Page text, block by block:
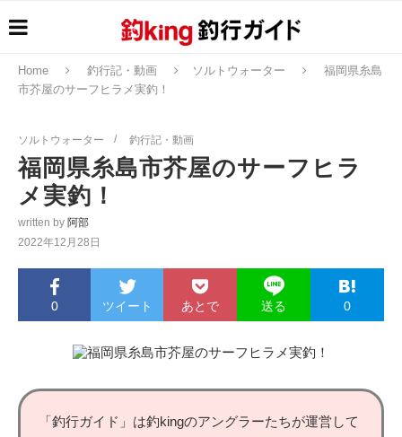
Home 釣行記・動画 ソルトウォーター
福岡県糸島
市芥屋のサーフヒラメ実釣！
ソルトウォーター 釣行記・動画
福岡県糸島市芥屋のサーフヒラ
メ実釣！
written by 阿部
2022年12月28日
0 ツイート あとで 送る 0
「釣行ガイド」は釣kingのアングラーたちが運営して